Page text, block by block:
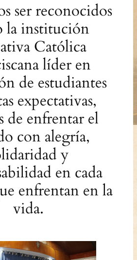
ser reconocidos
la institución
Católica
líder en
de estudiantes
expectativas,
de enfrentar el
con alegría,
y
en cada
enfrentan en la
vida.